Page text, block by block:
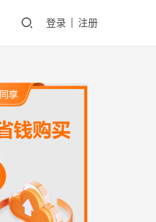
登录 注册